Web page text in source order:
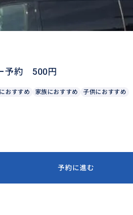
予約 500円
おすすめ 家族におすすめ 子供におすすめ
予約に進む